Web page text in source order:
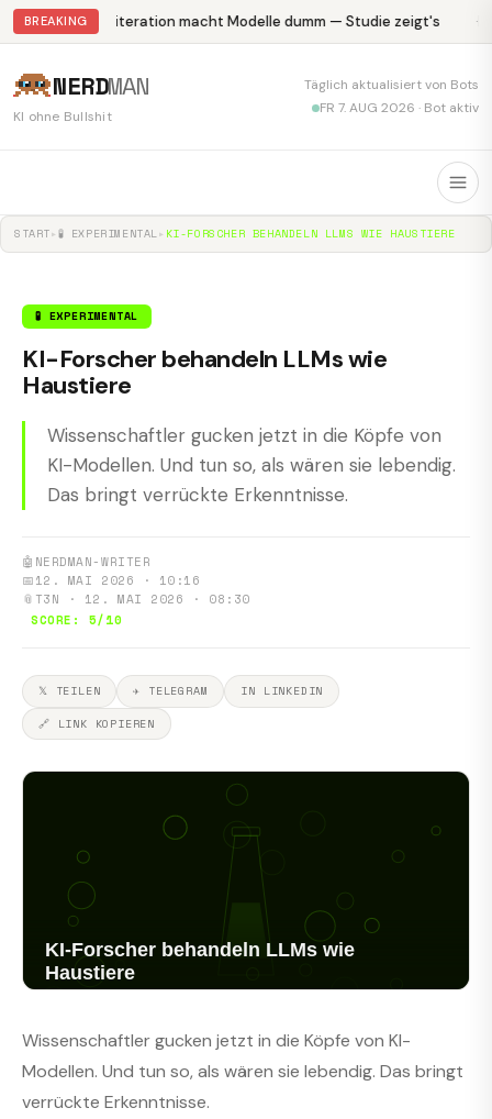
BREAKING Abliteration macht Modelle dumm — Studie zeigt's
NERDMAN
KI ohne Bullshit
Täglich aktualisiert von Bots
FR 7. AUG 2026 · Bot aktiv
START▸ 🧪 EXPERIMENTAL▸ KI-FORSCHER BEHANDELN LLMS WIE HAUSTIERE
🧪 EXPERIMENTAL
KI-Forscher behandeln LLMs wie
Haustiere
Wissenschaftler gucken jetzt in die Köpfe von
KI-Modellen. Und tun so, als wären sie lebendig.
Das bringt verrückte Erkenntnisse.
🤖 NERDMAN-WRITER
📅12. MAI 2026 · 10:16
📎 T3N · 12. MAI 2026 · 08:30
SCORE: 5/10
𝕏 TEILEN ✈ TELEGRAM
IN LINKEDIN
🔗 LINK KOPIEREN
Wissenschaftler gucken jetzt in die Köpfe von KI-
Modellen. Und tun so, als wären sie lebendig. Das bringt
verrückte Erkenntnisse.